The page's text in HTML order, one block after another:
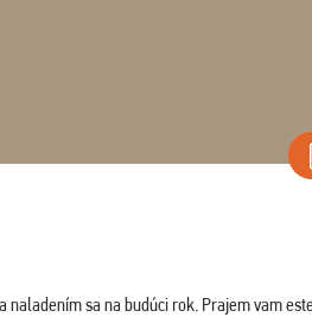
sa na budúci rok. Prajem vam